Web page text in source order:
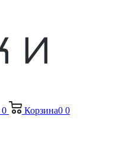
0 Корзина0 0